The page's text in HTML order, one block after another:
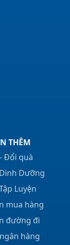
THÊM
Đổi quà
Dưỡng
Luyện
mua hàng
đường đi
hàng